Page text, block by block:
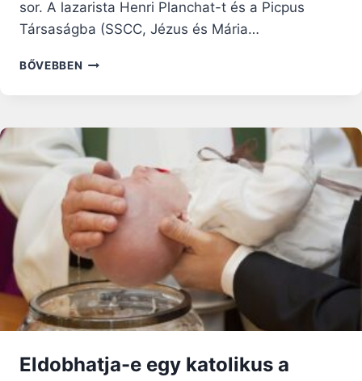
sor. A lazarista Henri Planchat-t és a Picpus
Társaságba (SSCC, Jézus és Mária…
BŐVEBBEN A
MÁRTÍRJÁT
AVATTÁK
BOLDOGGÁ
Eldobhatja-e egy katolikus a